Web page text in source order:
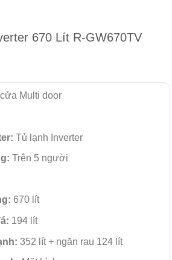
670 Lít R-GW670TV
Multi door
Tủ lạnh Inverter
Trên 5 người
670 lít
194 lít
352 lít + ngăn rau 124 lít